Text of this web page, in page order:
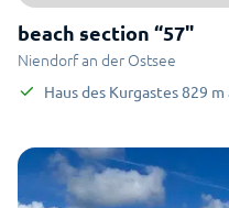
beach section “57"
Niendorf an der Ostsee
Haus des Kurgastes829 m